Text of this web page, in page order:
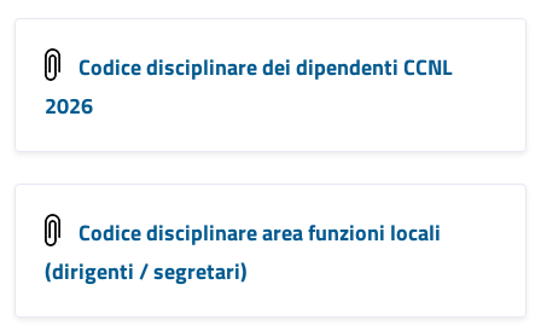
Codice disciplinare dei dipendenti CCNL
2026
Codice disciplinare area funzioni locali
(dirigenti / segretari)